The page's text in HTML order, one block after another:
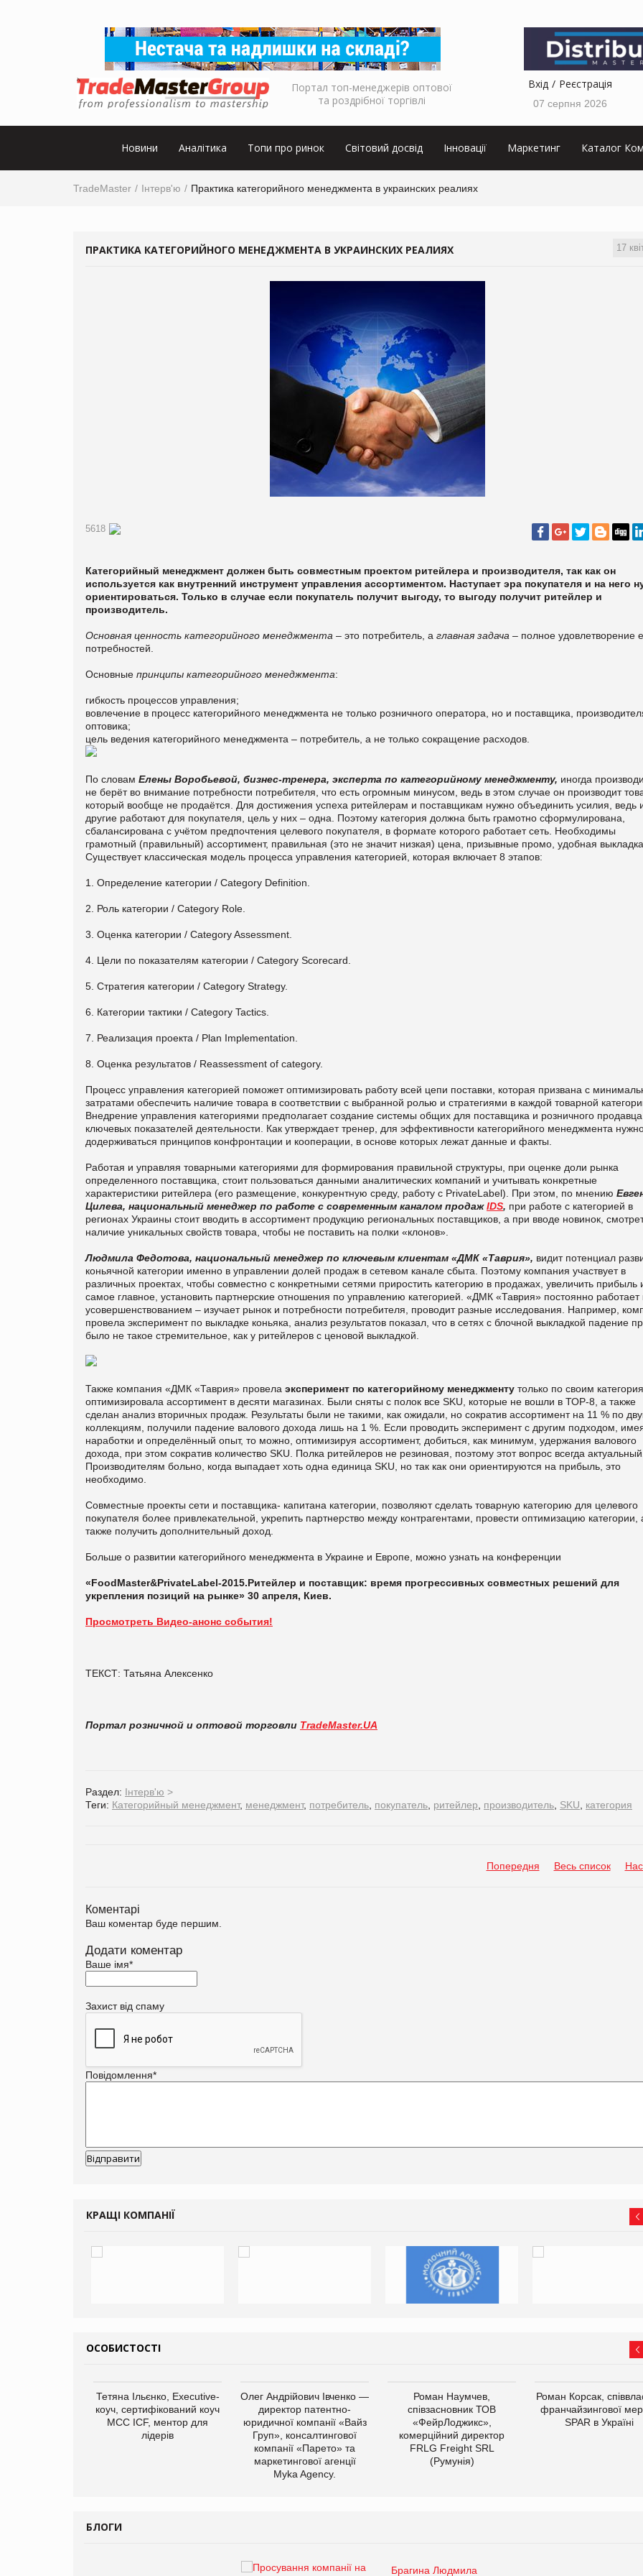
Портал топ-менеджерів оптової
та роздрібної торгівлі
Вхід Реєстрація
07 серпня 2026
Новини Аналітика Топи про ринок Світовий досвід Інновації Маркетинг Каталог
TradeMaster Інтерв'ю Практика категорийного менеджмента в украинских реалиях
17
ПРАКТИКА КАТЕГОРИЙНОГО МЕНЕДЖМЕНТА В УКРАИНСКИХ РЕАЛИЯХ
5618
Категорийный менеджмент должен быть совместным проектом ритейлера и производителя, так как он
используется как внутренний инструмент управления ассортиментом. Наступает эра покупателя и на него
ориентироваться. Только в случае если покупатель получит выгоду, то выгоду получит ритейлер и
производитель.
Основная ценность категорийного менеджмента – это потребитель, а главная задача – полное удовлетворение
потребностей.
Основные принципы категорийного менеджмента:
гибкость процессов управления;
вовлечение в процесс категорийного менеджмента не только розничного оператора, но и поставщика,
оптовика;
цель ведения категорийного менеджмента – потребитель, а не только сокращение расходов.
По словам Елены Воробьевой, бизнес-тренера, эксперта по категорийному менеджменту, иногда
не берёт во внимание потребности потребителя, что есть огромным минусом, ведь в этом случае он производит
который вообще не продаётся. Для достижения успеха ритейлерам и поставщикам нужно объединить усилия, ведь
другие работают для покупателя, цель у них – одна. Поэтому категория должна быть грамотно сформулирована,
сбалансирована с учётом предпочтения целевого покупателя, в формате которого работает сеть. Необходимы
грамотный (правильный) ассортимент, правильная (это не значит низкая) цена, призывные промо, удобная выкладка.
Существует классическая модель процесса управления категорией, которая включает 8 этапов:
1. Определение категории / Category Definition.
2. Роль категории / Category Role.
3. Оценка категории / Category Assessment.
4. Цели по показателям категории / Category Scorecard.
5. Стратегия категории / Category Strategy.
6. Категории тактики / Category Tactics.
7. Реализация проекта / Plan Implementation.
8. Оценка результатов / Reassessment of category.
Процесс управления категорией поможет оптимизировать работу всей цепи поставки, которая призвана с
затратами обеспечить наличие товара в соответствии с выбранной ролью и стратегиями в каждой товарной
Внедрение управления категориями предполагает создание системы общих для поставщика и розничного продавца
ключевых показателей деятельности. Как утверждает тренер, для эффективности категорийного менеджмента
додерживаться принципов конфронтации и кооперации, в основе которых лежат данные и факты.
Работая и управляя товарными категориями для формирования правильной структуры, при оценке доли рынка
определенного поставщика, стоит пользоваться данными аналитических компаний и учитывать конкретные
характеристики ритейлера (его размещение, конкурентную среду, работу с PrivateLabel). При этом, по мнению
Цилева, национальный менеджер по работе с современным каналом продажIDS, при работе с категорией в
регионах Украины стоит вводить в ассортимент продукцию региональных поставщиков, а при вводе новинок,
наличие уникальных свойств товара, чтобы не поставить на полки «клонов».
Людмила Федотова, национальный менеджер по ключевым клиентам «ДМК «Таврия», видит потенциал
коньячной категории именно в управлении долей продаж в сетевом канале сбыта. Поэтому компания участвует в
различных проектах, чтобы совместно с конкретными сетями приростить категорию в продажах, увеличить прибыль
самое главное, установить партнерские отношения по управлению категорией. «ДМК «Таврия» постоянно работает
усовершенствованием – изучает рынок и потребности потребителя, проводит разные исследования. Например,
провела эксперимент по выкладке коньяка, анализ результатов показал, что в сетях с блочной выкладкой падение
было не такое стремительное, как у ритейлеров с ценовой выкладкой.
Также компания «ДМК «Таврия» провела эксперимент по категорийному менеджменту только по своим
оптимизировала ассортимент в десяти магазинах. Были сняты с полок все SKU, которые не вошли в ТОР-8, а также
сделан анализ вторичных продаж. Результаты были не такими, как ожидали, но сократив ассортимент на 11 % по
коллекциям, получили падение валового дохода лишь на 1 %. Если проводить эксперимент с другим подходом,
наработки и определённый опыт, то можно, оптимизируя ассортимент, добиться, как минимум, удержания валового
дохода, при этом сократив количество SKU. Полка ритейлеров не резиновая, поэтому этот вопрос всегда актуальный.
Производителям больно, когда выпадает хоть одна единица SKU, но так как они ориентируются на прибыль, это
необходимо.
Совместные проекты сети и поставщика- капитана категории, позволяют сделать товарную категорию для целевого
покупателя более привлекательной, укрепить партнерство между контрагентами, провести оптимизацию категории,
также получить дополнительный доход.
Больше о развитии категорийного менеджмента в Украине и Европе, можно узнать на конференции
«FoodMaster&PrivateLabel-2015.Ритейлер и поставщик: время прогрессивных совместных решений для
укрепления позиций на рынке» 30 апреля, Киев.
Просмотреть Видео-анонс события!
ТЕКСТ: Татьяна Алексенко
Портал розничной и оптовой торговли TradeMaster.UA
Раздел: Інтерв'ю >
Теги: Категорийный менеджмент, менеджмент, потребитель покупатель ритейлер производитель SKU категория
Попередня Весь список
Коментарі
Ваш коментар буде першим.
Додати коментар
Ваше імя*
Захист від спаму
Повідомлення*
КРАЩІ КОМПАНІЇ
ОСОБИСТОСТІ
Тетяна Ільєнко, Executive-
коуч, сертифікований коуч
МСС ICF, ментор для
лідерів
Олег Андрійович Івченко —
директор патентно-
юридичної компанії «Вайз
Груп», консалтингової
компанії «Парето» та
маркетингової агенції
Myka Agency.
Роман Наумчев,
співзасновник ТОВ
«ФейрЛоджикс»,
комерційний директор
FRLG Freight SRL
(Румунія)
Роман Корсак,
франчайзингової
SPAR в Україні
БЛОГИ
Брагина Людмила